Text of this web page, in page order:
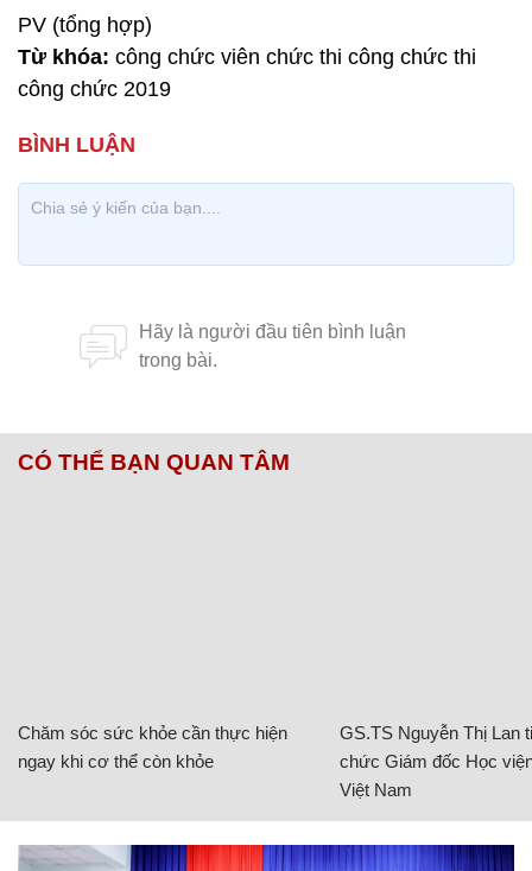
PV (tổng hợp)
Từ khóa: công chức viên chức thi công chức thi
công chức 2019
CÓ THỂ BẠN QUAN TÂM
Chăm sóc sức khỏe cần thực hiện
ngay khi cơ thể còn khỏe
GS.TS Nguyễn Thị Lan
chức Giám đốc Học
Việt Nam